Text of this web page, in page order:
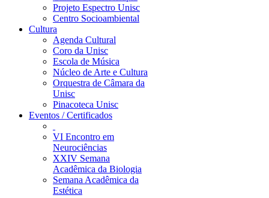
Projeto Espectro Unisc
Centro Socioambiental
Cultura
Agenda Cultural
Coro da Unisc
Escola de Música
Núcleo de Arte e Cultura
Orquestra de Câmara da
Unisc
Pinacoteca Unisc
Eventos / Certificados
VI Encontro em
Neurociências
XXIV Semana
Acadêmica da Biologia
Semana Acadêmica da
Estética